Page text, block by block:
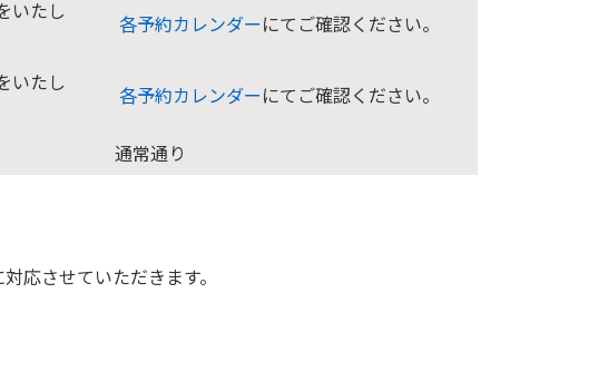
いたし
各予約カレンダーにてご確認ください。
いたし
各予約カレンダーにてご確認ください。
通常通り
応させていただきます。